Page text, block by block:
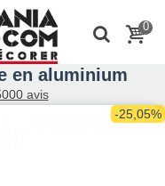
0
en aluminium
avis
-25,05%